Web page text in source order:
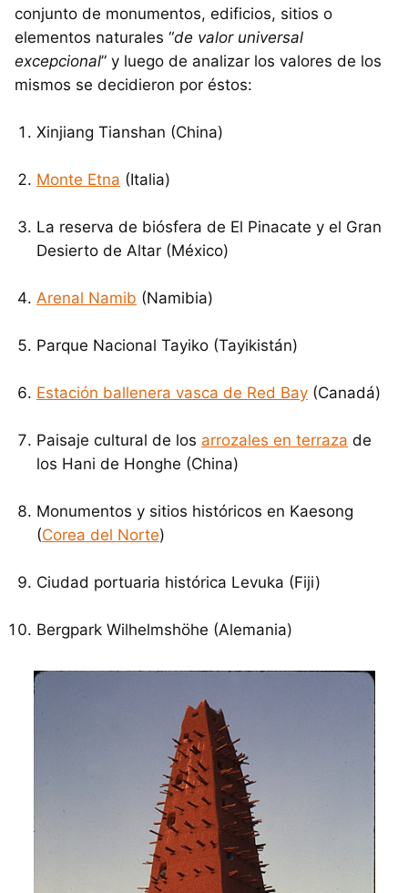
conjunto de monumentos, edificios, sitios o
elementos naturales “de valor universal
excepcional” y luego de analizar los valores de los
mismos se decidieron por éstos:
Xinjiang Tianshan (China)
Monte Etna (Italia)
La reserva de biósfera de El Pinacate y el Gran
Desierto de Altar (México)
Arenal Namib (Namibia)
Parque Nacional Tayiko (Tayikistán)
Estación ballenera vasca de Red Bay (Canadá)
Paisaje cultural de los arrozales en terraza de
los Hani de Honghe (China)
Monumentos y sitios históricos en Kaesong
(Corea del Norte)
Ciudad portuaria histórica Levuka (Fiji)
Bergpark Wilhelmshöhe (Alemania)